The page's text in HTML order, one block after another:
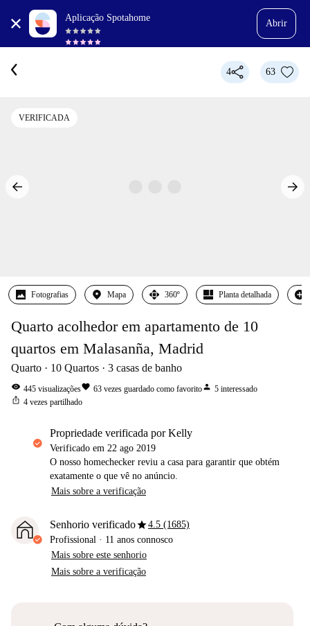
Aplicação Spotahome
Abrir
4 63
VERIFICADA
Fotografias Mapa 360º Planta detalhada
Quarto acolhedor em apartamento de 10
quartos em Malasanña, Madrid
Quarto 10 Quartos 3 casas de banho
visibility 445 visualizaçõesfavorite 63 vezes guardado como favoritoperson 5 interessado
ios_share 4 vezes partilhado
propriedade verificada por Kelly
Verificado em 22 ago 2019
O nosso homechecker reviu a casa para garantir que obtém
exatamente o que vê no anúncio.
Mais sobre a verificação
Senhorio verificadostar4.5 (1685)
Profissional · 11 anos connosco
Mais sobre este senhorio
Mais sobre a verificação